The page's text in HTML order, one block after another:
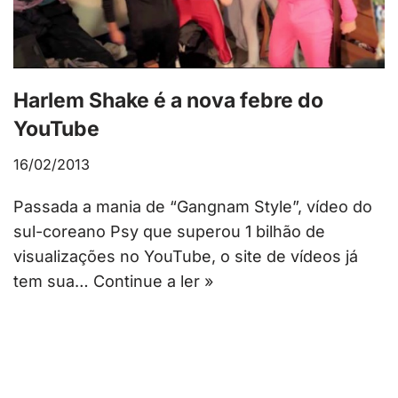
Harlem Shake é a nova febre do
YouTube
16/02/2013
Passada a mania de “Gangnam Style”, vídeo do
sul-coreano Psy que superou 1 bilhão de
visualizações no YouTube, o site de vídeos já
tem sua… Continue a ler »